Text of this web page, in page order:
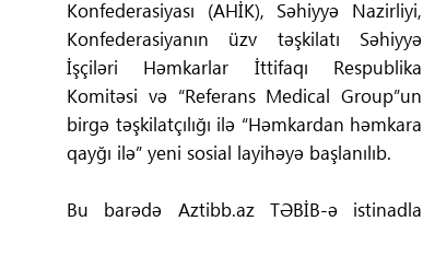
Konfederasiyası (AHİK), Səhiyyə Nazirliyi,
Konfederasiyanın üzv təşkilatı Səhiyyə
İşçiləri Həmkarlar İttifaqı Respublika
Komitəsi və “Referans Medical Group”un
birgə təşkilatçılığı ilə “Həmkardan həmkara
qayğı ilə” yeni sosial layihəyə başlanılıb.
Bu barədə Aztibb.az TƏBİB-ə istinadla